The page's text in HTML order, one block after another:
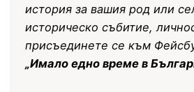
история за вашия род или
историческо събитие,
присъединете се към
„Имало едно време в